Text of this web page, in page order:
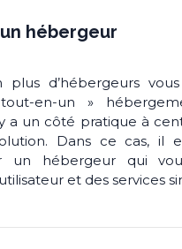
hébergeur
d’hébergeurs
en-un »
a un côté pratique à
Dans ce cas, il
un hébergeur qui
et des services